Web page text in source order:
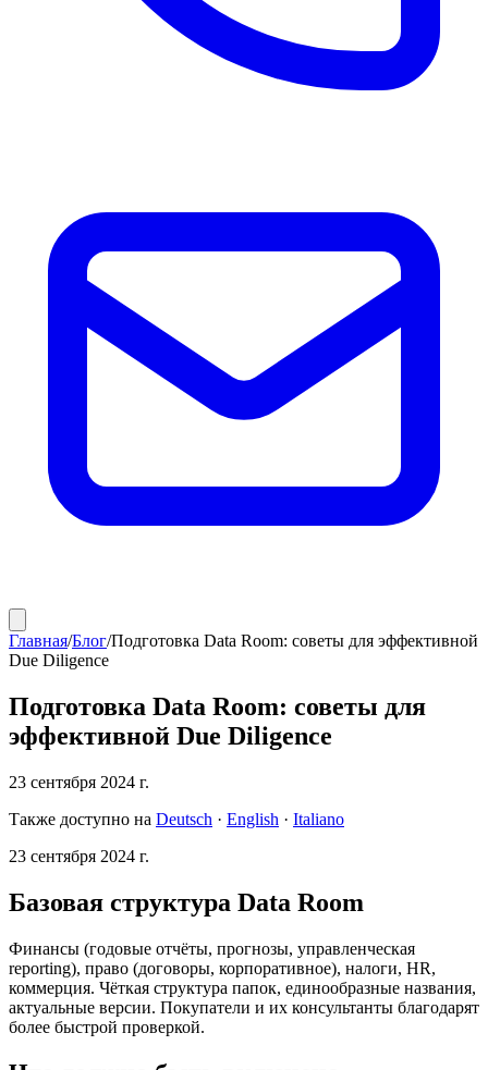
Главная/Блог/Подготовка Data Room: советы для эффективной
Due Diligence
Подготовка Data Room: советы для
эффективной Due Diligence
23 сентября 2024 г.
Также доступно на Deutsch · English · Italiano
23 сентября 2024 г.
Базовая структура Data Room
Финансы (годовые отчёты, прогнозы, управленческая
reporting), право (договоры, корпоративное), налоги, HR,
коммерция. Чёткая структура папок, единообразные названия,
актуальные версии. Покупатели и их консультанты благодарят
более быстрой проверкой.